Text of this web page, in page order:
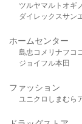
ツルヤマルト オギ
ダイレックスサン
ホームセンター
島忠 コメリ ナフコ
ジョイフル本田
ファッション
ユニクロ しまむら